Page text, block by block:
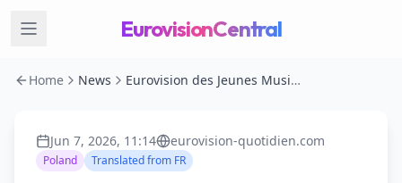
EurovisionCentral
Home News Eurovision des Jeunes Musiciens 2026 : victoire de la Pologne
Jun 7, 2026, 11:14 eurovision-quotidien.com
Poland Translated from FR